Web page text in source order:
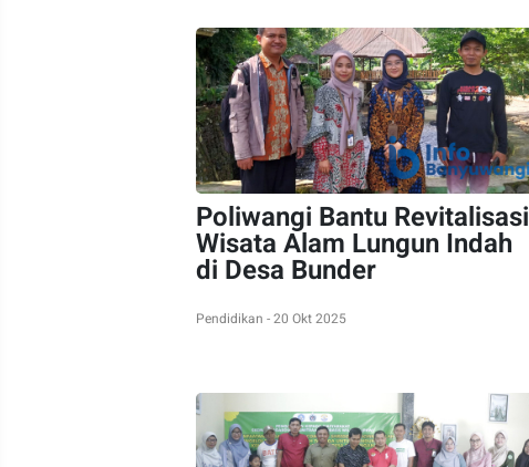
Poliwangi Bantu Revitalisasi
Wisata Alam Lungun Indah
di Desa Bunder
Pendidikan - 20 Okt 2025